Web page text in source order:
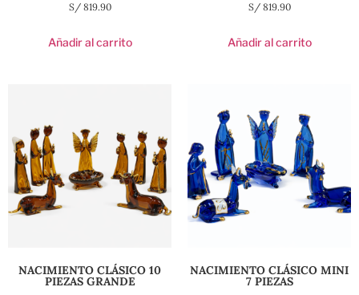
S/819.90
Añadir al carrito
S/819.90
Añadir al carrito
NACIMIENTO CLÁSICO 10
PIEZAS GRANDE
NACIMIENTO CLÁSICO MINI
7 PIEZAS